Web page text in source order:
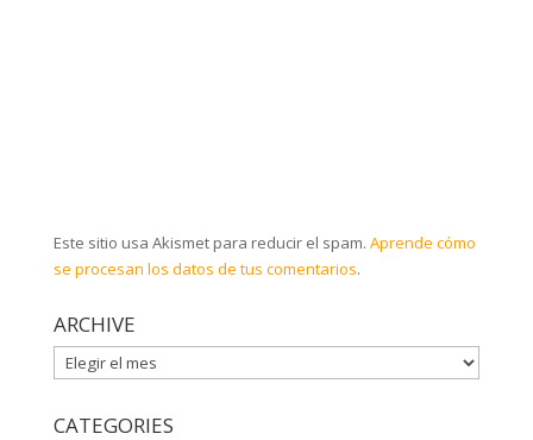
Este sitio usa Akismet para reducir el spam. Aprende cómo
se procesan los datos de tus comentarios.
ARCHIVE
ARCHIVE
CATEGORIES